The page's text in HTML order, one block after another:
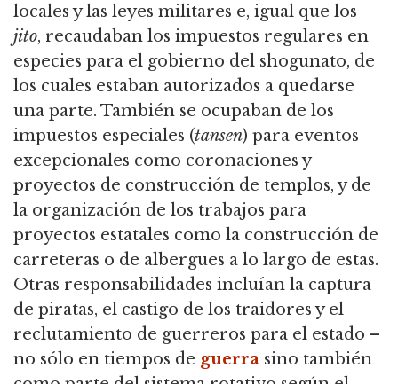
locales y las leyes militares e, igual que los
jito, recaudaban los impuestos regulares en
especies para el gobierno del shogunato, de
los cuales estaban autorizados a quedarse
una parte. También se ocupaban de los
impuestos especiales (tansen) para eventos
excepcionales como coronaciones y
proyectos de construcción de templos, y de
la organización de los trabajos para
proyectos estatales como la construcción de
carreteras o de albergues a lo largo de estas.
Otras responsabilidades incluían la captura
de piratas, el castigo de los traidores y el
reclutamiento de guerreros para el estado –
no sólo en tiempos de guerra sino también